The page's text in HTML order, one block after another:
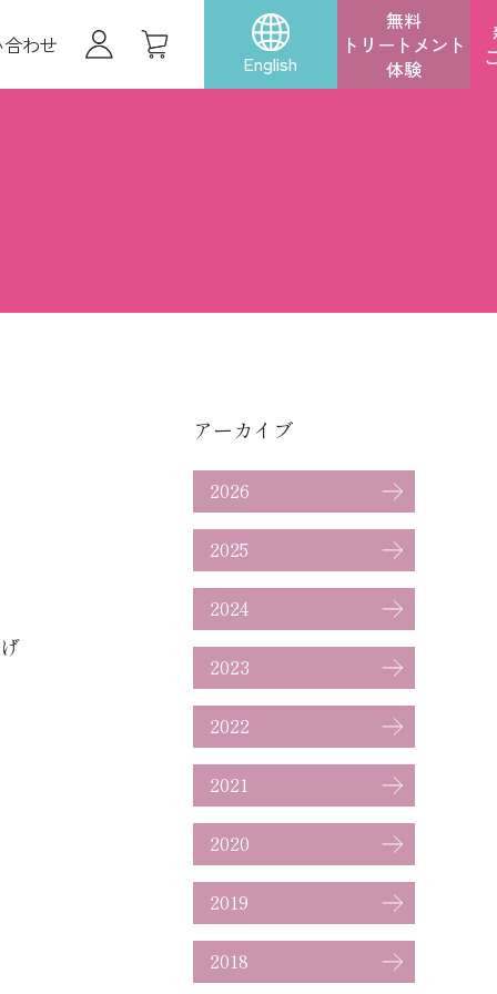
わせ
English
無料
トリートメント
体験
アーカイブ
2026
2025
2024
2023
2022
2021
2020
2019
2018